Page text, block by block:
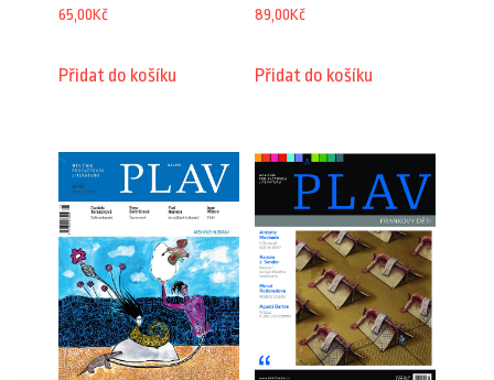
65,00Kč
Přidat do košíku
89,00Kč
Přidat do košíku